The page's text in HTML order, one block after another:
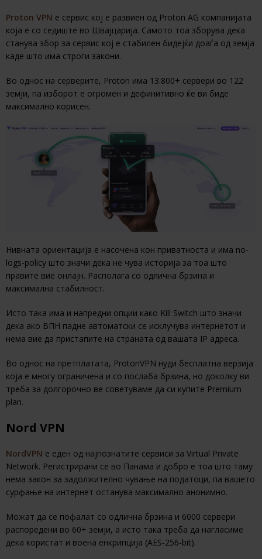
Proton VPN е сервис кој е развиен од Proton AG компанијата
која е со седиште во Швајцарија. Самото тоа зборува дека
станува збор за сервис кој е стабилен бидејќи доаѓа од земја
каде што има строги закони.
Во однос на серверите, Proton има 13.800+ сервери во 122
земји, па изборот е огромен и дефинитивно ќе ви биде
максимално корисен.
Нивната ориентација е насочена кон приватноста и има no-
logs-policy што значи дека не чува историја за тоа што
правите вие онлајн. Располага со одлична брзина и
максимална стабилност.
Исто така има и напредни опции како Kill Switch што значи
дека ако ВПН падне автоматски се исклучува интернетот и
нема вие да пристапите на страната од вашата IP адреса.
Во однос на претплатата, ProtonVPN нуди бесплатна верзија
која е многу ограничена и со послаба брзина, но доколку ви
треба за долгорочно ве советуваме да си купите Premium
plan.
Nord VPN
NordVPN е еден од најпознатите сервиси за Virtual Private
Network. Регистрирани се во Панама и добро е тоа што таму
нема закон за задолжително чување на податоци, па вашето
сурфање на интернет останува максимално анонимно.
Можат да се пофалат со одлична брзина и 6000 сервери
распоредени во 60+ земји, а исто така треба да нагласиме
дека користат и воена енкрипција (AES-256-bit).